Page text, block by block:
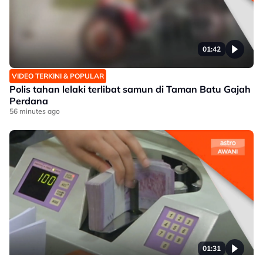
01:42
VIDEO TERKINI & POPULAR
Polis tahan lelaki terlibat samun di Taman Batu Gajah
Perdana
56 minutes ago
01:31